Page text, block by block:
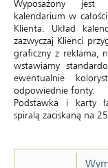
Wyposażony
kalendarium w
Klienta. Układ
zazwyczaj Klienci
graficzny z reklama,
wstawiamy
ewentualnie
odpowiednie fonty.
Podstawka i karty
spiralą zaciskaną na